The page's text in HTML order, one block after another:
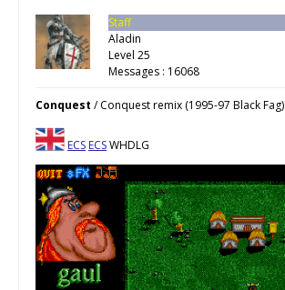
Staff
Aladin
Level 25
Messages : 16068
Conquest / Conquest remix (1995-97 Black Fag)
ECS ECSWHDLG